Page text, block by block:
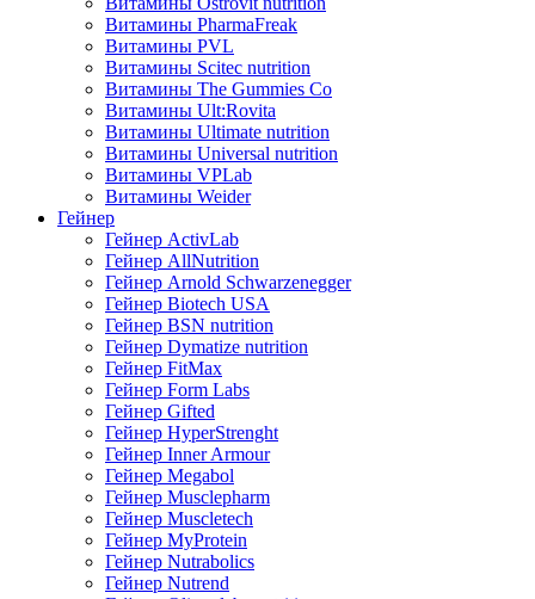
Витамины PharmaFreak
Витамины PVL
Витамины Scitec nutrition
Витамины The Gummies Co
Витамины Ult:Rovita
Витамины Ultimate nutrition
Витамины Universal nutrition
Витамины VPLab
Витамины Weider
Гейнер
Гейнер ActivLab
Гейнер AllNutrition
Гейнер Arnold Schwarzenegger
Гейнер Biotech USA
Гейнер BSN nutrition
Гейнер Dymatize nutrition
Гейнер FitMax
Гейнер Form Labs
Гейнер Gifted
Гейнер HyperStrenght
Гейнер Inner Armour
Гейнер Megabol
Гейнер Musclepharm
Гейнер Muscletech
Гейнер MyProtein
Гейнер Nutrabolics
Гейнер Nutrend